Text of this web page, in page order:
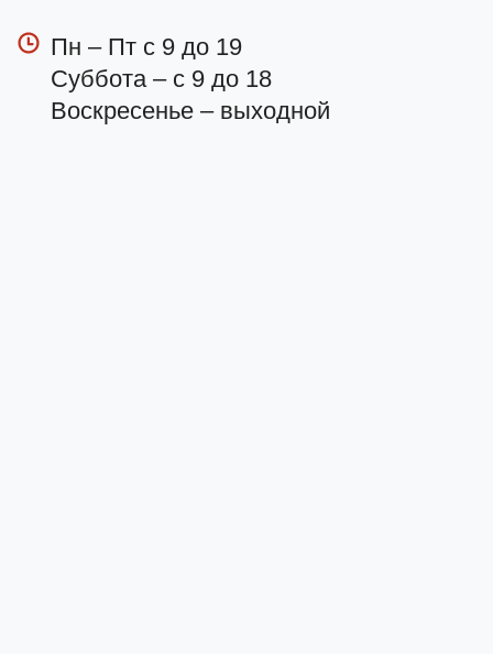
Пн – Пт с 9 до 19
Суббота – с 9 до 18
Воскресенье – выходной